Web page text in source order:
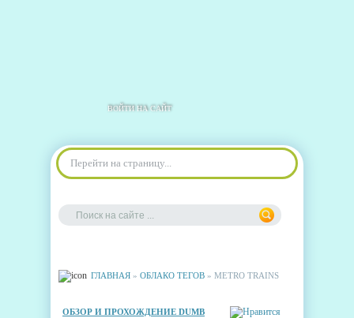
ВОЙТИ НА САЙТ
Перейти на страницу...
ГЛАВНАЯ » ОБЛАКО ТЕГОВ » METRO TRAINS
ОБЗОР И ПРОХОЖДЕНИЕ DUMB